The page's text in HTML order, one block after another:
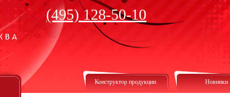
(495) 128-50-10
Конструктор продукции Новинки